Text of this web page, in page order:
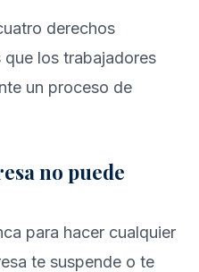
no puede
para hacer cualquier
te suspende o te